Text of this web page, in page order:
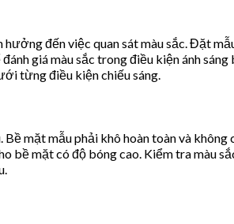
đến việc quan sát màu sắc. Đặt
giá màu sắc trong điều kiện ánh
từng điều kiện chiếu sáng.
mặt mẫu phải khô hoàn toàn và
bề mặt có độ bóng cao. Kiểm tra màu